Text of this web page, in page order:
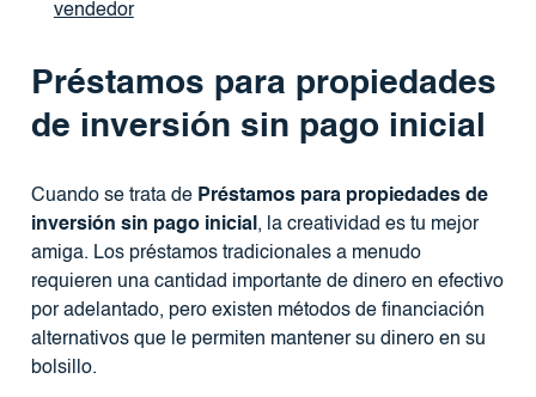
vendedor
Préstamos para propiedades
de inversión sin pago inicial
Cuando se trata de Préstamos para propiedades de
inversión sin pago inicial , la creatividad es tu mejor
amiga. Los préstamos tradicionales a menudo
requieren una cantidad importante de dinero en efectivo
por adelantado, pero existen métodos de financiación
alternativos que le permiten mantener su dinero en su
bolsillo.